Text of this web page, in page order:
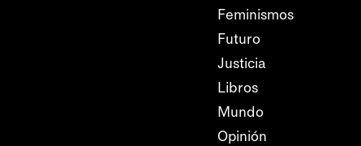
Feminismos
Futuro
Justicia
Libros
Mundo
Opinión